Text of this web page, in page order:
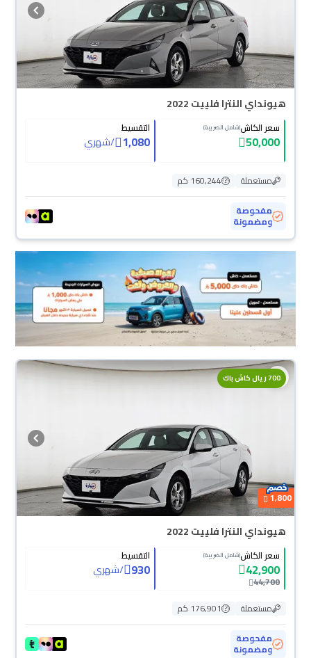
هيونداي النترا فلييت 2022
سعر الكاش(شامل الضريبة)
50,000
التقسيط
1,080
/شهري
مستعملة
160,244 كم
مفحوصة
ومضمونة
700 ريال كاش باك
1,800
هيونداي النترا فلييت 2022
سعر الكاش(شامل الضريبة)
42,900
44,700
التقسيط
930
/شهري
مستعملة
176,901 كم
مفحوصة
ومضمونة